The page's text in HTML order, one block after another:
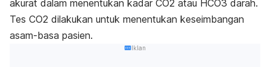
akurat dalam menentukan kadar CO2 atau HCO3 darah.
Tes CO2 dilakukan untuk menentukan keseimbangan
asam-basa pasien.
Iklan